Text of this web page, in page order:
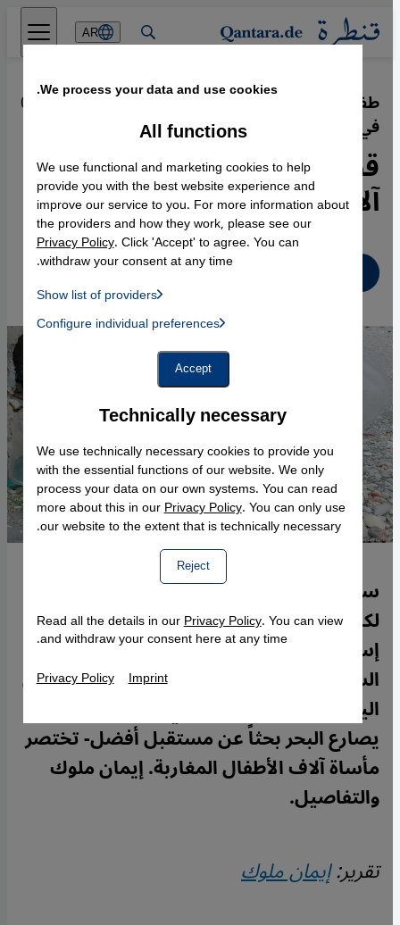
Direkt zum Inhalt springen
AR
طفل يتيم هزت صورته العالم وهو يبحث
في الهجرة عن مستقبل
·
02.06.2021
قصة مغربي تختصر مأساة
آلاف الأطفال
سبح بحراً عابراً باتجاه جيب سبتة الإسباني،
لكن حلمه أُجهِض بعدما قبض عليه جندي
إسباني في آخر لحظة فانهارت دموعه وأعادته
السلطات الإسبانية إلى المغرب. صورة الطفل
اليتيم أشرف ودموعه -التي هزت العالم وهو
يصارع البحر بحثاً عن مستقبل أفضل- تختصر
مأساة آلاف الأطفال المغاربة. إيمان ملوك
والتفاصيل.
تقرير:إيمان ملوك
We process your data and use cookies.
Technically necessary
We use technically necessary cookies to provide you
with the essential functions of our website. We only
process your data on our own systems. You can read
more about this in ourPrivacy Policy. You can only use
our website to the extent that is technically necessary.
Reject
All functions
We use functional and marketing cookies to help
provide you with the best website experience and
improve our service to you. For more information about
the providers and how they work, please see our
Privacy Policy. Click 'Accept' to agree. You can
withdraw your consent at any time.
Show list of providers
Instagram Embed, Twitter Embed, Youtube Embed
Facebook Embed / Facebook Connect
Google Maps Embed
Configure individual preferences
Accept
Read all the details in ourPrivacy Policy. You can view
and withdraw your consent here at any time.
Privacy Policy Imprint